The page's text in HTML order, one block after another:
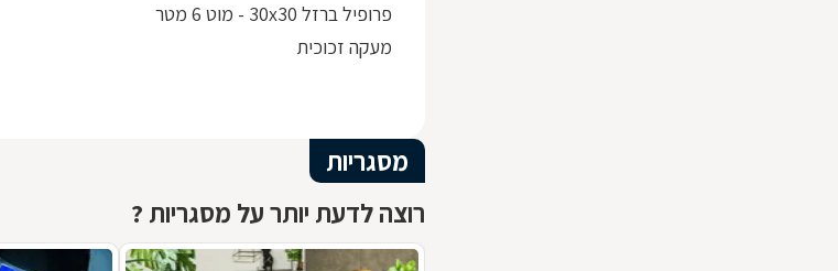
פרופיל ברזל 30x30 - מוט 6 מטר
מעקה זכוכית
מסגריות
רוצה לדעת יותר על מסגריות ?